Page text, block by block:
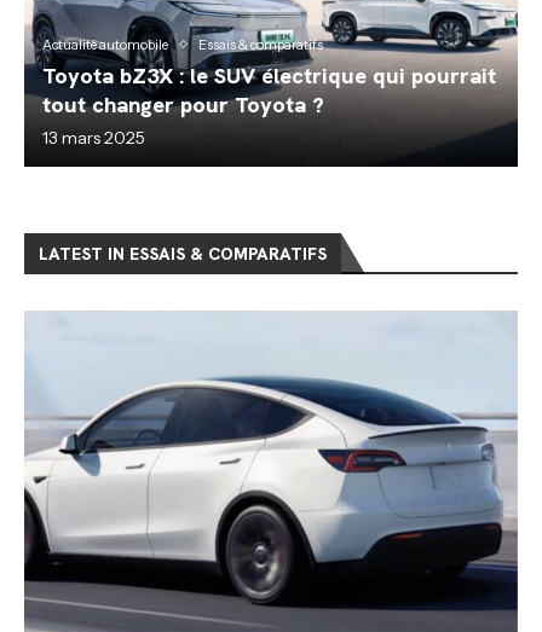
Actualité automobile Essais & comparatifs
Toyota bZ3X : le SUV électrique qui pourrait
tout changer pour Toyota ?
13 mars 2025
LATEST IN ESSAIS & COMPARATIFS